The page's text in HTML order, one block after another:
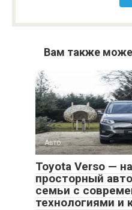
Вам также
Авто
Toyota Verso —
просторный
семьи с
технологиями и